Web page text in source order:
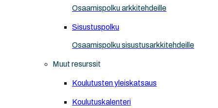
Osaamispolku arkkitehdeille
Sisustuspolku
Osaamispolku sisustusarkkitehdeille
Muut resurssit
Koulutusten yleiskatsaus
Koulutuskalenteri